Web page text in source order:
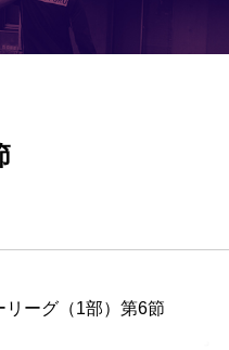
ーグ（1部）第6節